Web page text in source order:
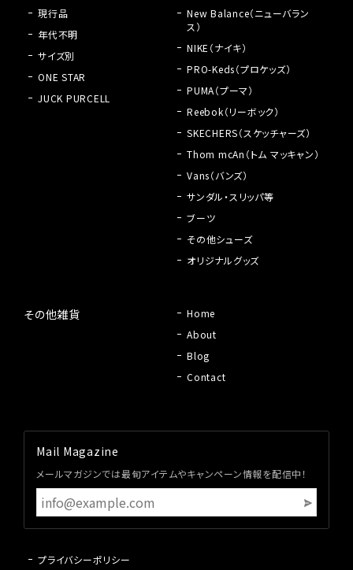
現行品
年代不明
サイズ別
ONE STAR
JUCK PURCELL
New Balance（ニューバラン
ス）
NIKE（ナイキ）
PRO-Keds（プロケッズ）
PUMA（プーマ）
Reebok（リーボック）
SKECHERS（スケッチャーズ）
Thom mcAn（トム マッキャン）
Vans（バンズ）
サンダル・スリッパ等
ブーツ
その他シューズ
オリジナルグッズ
その他雑貨
Home
About
Blog
Contact
Mail Magazine
メールマガジンでは最旬アイテムやキャンペーン情報を配信中！
プライバシーポリシー